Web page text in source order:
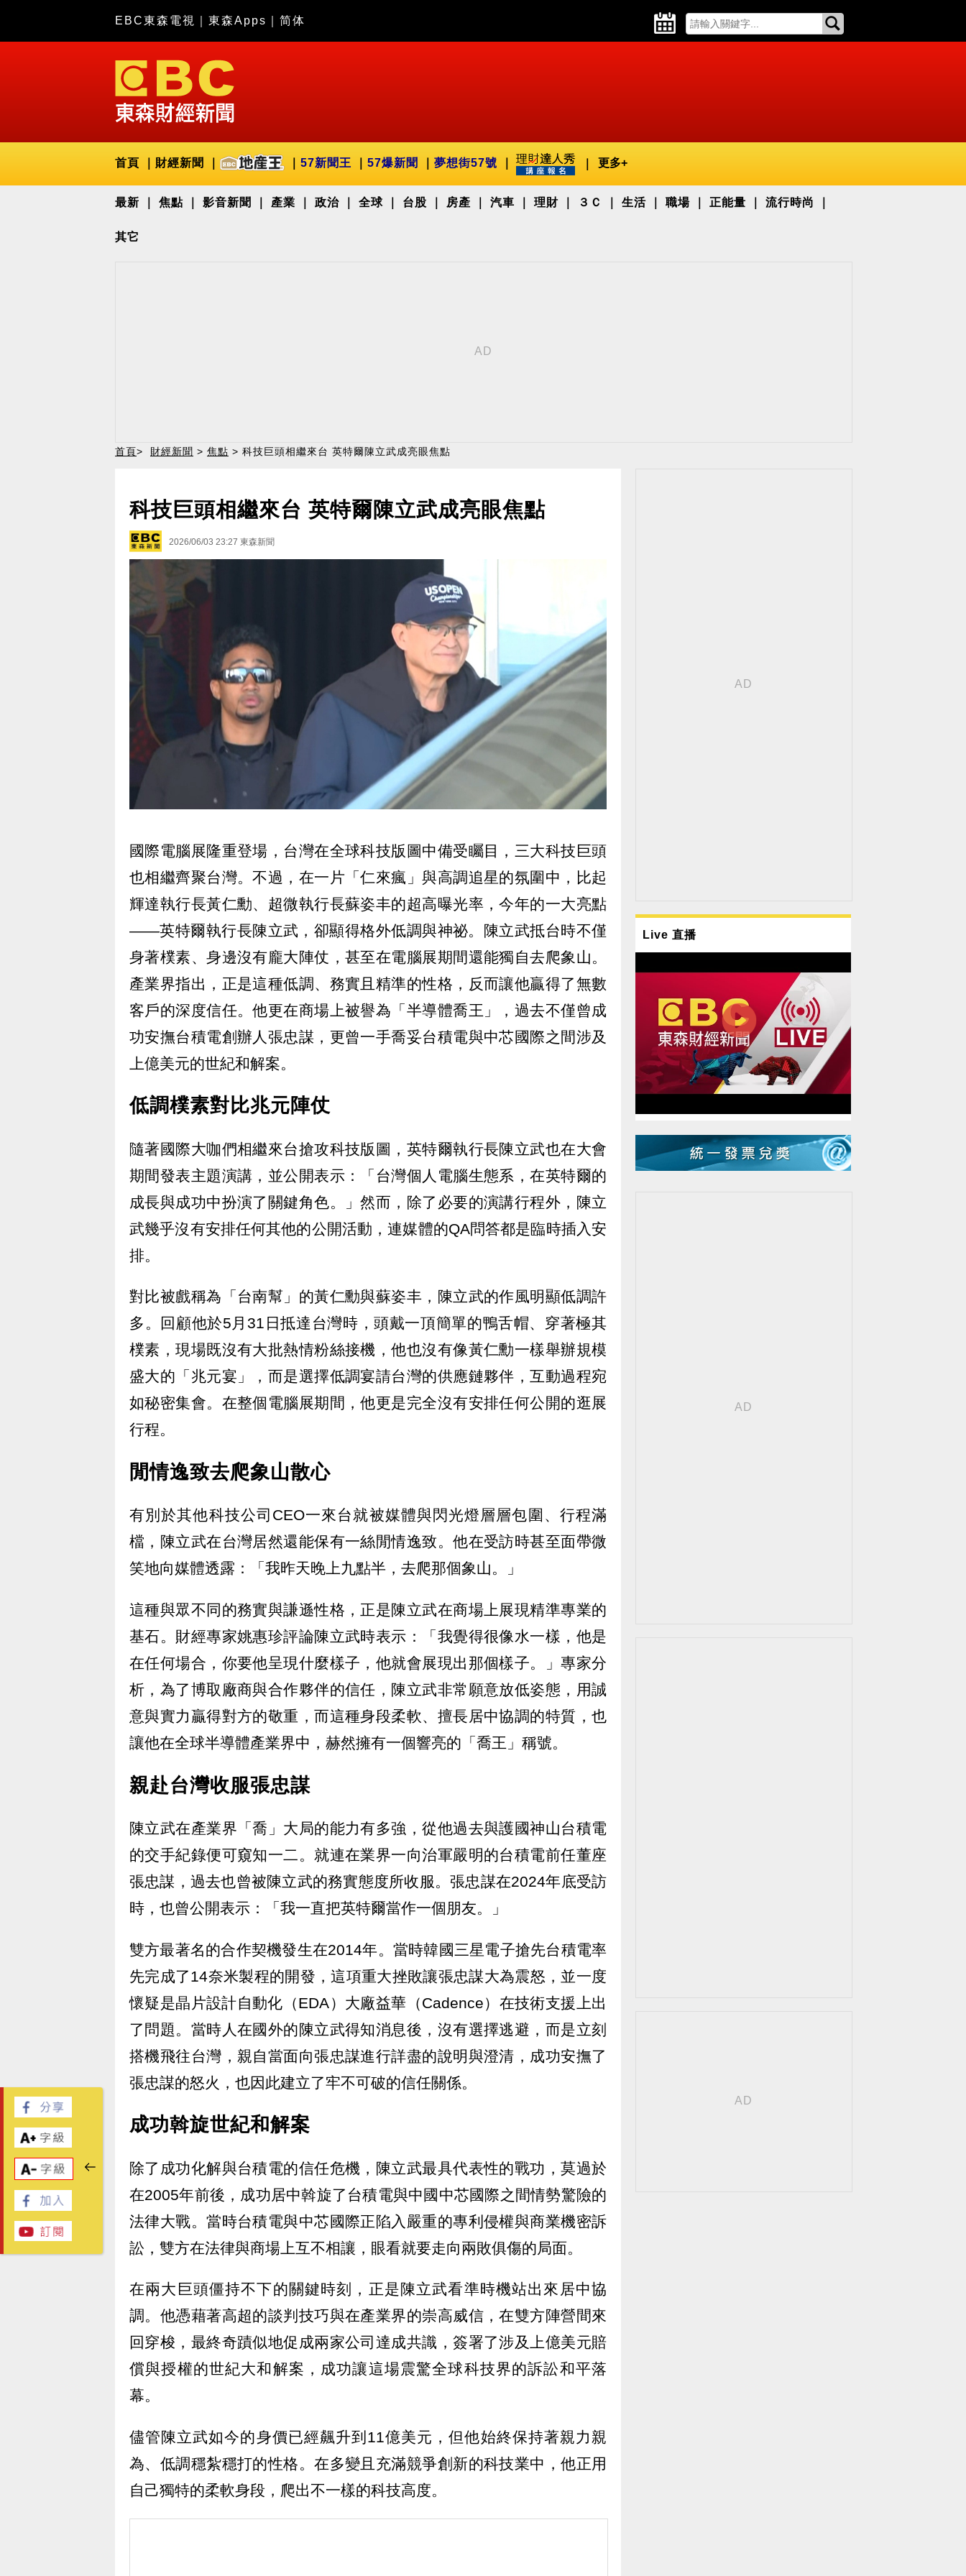
EBC東森電視 東森Apps 简体
首頁 財經新聞 57新聞王 57爆新聞 夢想街57號 更多+
最新 焦點 影音新聞 產業 政治 全球 台股 房產 汽車 理財 ３Ｃ 生活 職場 正能量 流行時尚
其它
首頁> 財經新聞 > 焦點 > 科技巨頭相繼來台 英特爾陳立武成亮眼焦點
科技巨頭相繼來台 英特爾陳立武成亮眼焦點
2026/06/03 23:27 東森新聞
國際電腦展隆重登場，台灣在全球科技版圖中備受矚目，三大科技巨頭
也相繼齊聚台灣。不過，在一片「仁來瘋」與高調追星的氛圍中，比起
輝達執行長黃仁勳、超微執行長蘇姿丰的超高曝光率，今年的一大亮點
——英特爾執行長陳立武，卻顯得格外低調與神祕。陳立武抵台時不僅
身著樸素、身邊沒有龐大陣仗，甚至在電腦展期間還能獨自去爬象山。
產業界指出，正是這種低調、務實且精準的性格，反而讓他贏得了無數
客戶的深度信任。他更在商場上被譽為「半導體喬王」，過去不僅曾成
功安撫台積電創辦人張忠謀，更曾一手喬妥台積電與中芯國際之間涉及
上億美元的世紀和解案。
低調樸素對比兆元陣仗
隨著國際大咖們相繼來台搶攻科技版圖，英特爾執行長陳立武也在大會
期間發表主題演講，並公開表示：「台灣個人電腦生態系，在英特爾的
成長與成功中扮演了關鍵角色。」然而，除了必要的演講行程外，陳立
武幾乎沒有安排任何其他的公開活動，連媒體的QA問答都是臨時插入安
排。
對比被戲稱為「台南幫」的黃仁勳與蘇姿丰，陳立武的作風明顯低調許
多。回顧他於5月31日抵達台灣時，頭戴一頂簡單的鴨舌帽、穿著極其
樸素，現場既沒有大批熱情粉絲接機，他也沒有像黃仁勳一樣舉辦規模
盛大的「兆元宴」，而是選擇低調宴請台灣的供應鏈夥伴，互動過程宛
如秘密集會。在整個電腦展期間，他更是完全沒有安排任何公開的逛展
行程。
閒情逸致去爬象山散心
有別於其他科技公司CEO一來台就被媒體與閃光燈層層包圍、行程滿
檔，陳立武在台灣居然還能保有一絲閒情逸致。他在受訪時甚至面帶微
笑地向媒體透露：「我昨天晚上九點半，去爬那個象山。」
這種與眾不同的務實與謙遜性格，正是陳立武在商場上展現精準專業的
基石。財經專家姚惠珍評論陳立武時表示：「我覺得很像水一樣，他是
在任何場合，你要他呈現什麼樣子，他就會展現出那個樣子。」專家分
析，為了博取廠商與合作夥伴的信任，陳立武非常願意放低姿態，用誠
意與實力贏得對方的敬重，而這種身段柔軟、擅長居中協調的特質，也
讓他在全球半導體產業界中，赫然擁有一個響亮的「喬王」稱號。
親赴台灣收服張忠謀
陳立武在產業界「喬」大局的能力有多強，從他過去與護國神山台積電
的交手紀錄便可窺知一二。就連在業界一向治軍嚴明的台積電前任董座
張忠謀，過去也曾被陳立武的務實態度所收服。張忠謀在2024年底受訪
時，也曾公開表示：「我一直把英特爾當作一個朋友。」
雙方最著名的合作契機發生在2014年。當時韓國三星電子搶先台積電率
先完成了14奈米製程的開發，這項重大挫敗讓張忠謀大為震怒，並一度
懷疑是晶片設計自動化（EDA）大廠益華（Cadence）在技術支援上出
了問題。當時人在國外的陳立武得知消息後，沒有選擇逃避，而是立刻
搭機飛往台灣，親自當面向張忠謀進行詳盡的說明與澄清，成功安撫了
張忠謀的怒火，也因此建立了牢不可破的信任關係。
成功斡旋世紀和解案
除了成功化解與台積電的信任危機，陳立武最具代表性的戰功，莫過於
在2005年前後，成功居中斡旋了台積電與中國中芯國際之間情勢驚險的
法律大戰。當時台積電與中芯國際正陷入嚴重的專利侵權與商業機密訴
訟，雙方在法律與商場上互不相讓，眼看就要走向兩敗俱傷的局面。
在兩大巨頭僵持不下的關鍵時刻，正是陳立武看準時機站出來居中協
調。他憑藉著高超的談判技巧與在產業界的崇高威信，在雙方陣營間來
回穿梭，最終奇蹟似地促成兩家公司達成共識，簽署了涉及上億美元賠
償與授權的世紀大和解案，成功讓這場震驚全球科技界的訴訟和平落
幕。
儘管陳立武如今的身價已經飆升到11億美元，但他始終保持著親力親
為、低調穩紮穩打的性格。在多變且充滿競爭創新的科技業中，他正用
自己獨特的柔軟身段，爬出不一樣的科技高度。
Live 直播